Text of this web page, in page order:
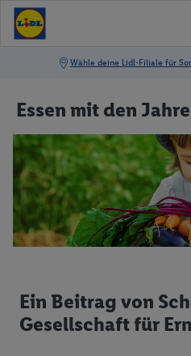
Essen mit den
Ein Beitrag von
Gesellschaft für